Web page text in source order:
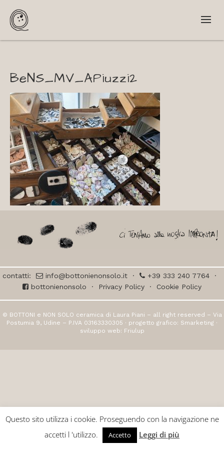
BeNS_MV_APiuzzi2
contatti: info@bottonienonsolo.it · +39 333 240 7764 ·
bottonienonsolo · Privacy Policy · Cookie Policy
© BOTTONI e NON SOLO ceramica di Laura Piani – all right reserved – Via
Postumia 9, Udine – P.IVA 03163330305 · progetto grafico: Smarketing ·
sviluppo web: Friulup
Questo sito utilizza i cookie. Proseguendo con la navigazione ne
accetti l 'utilizzo.
Accetto Leggi di più